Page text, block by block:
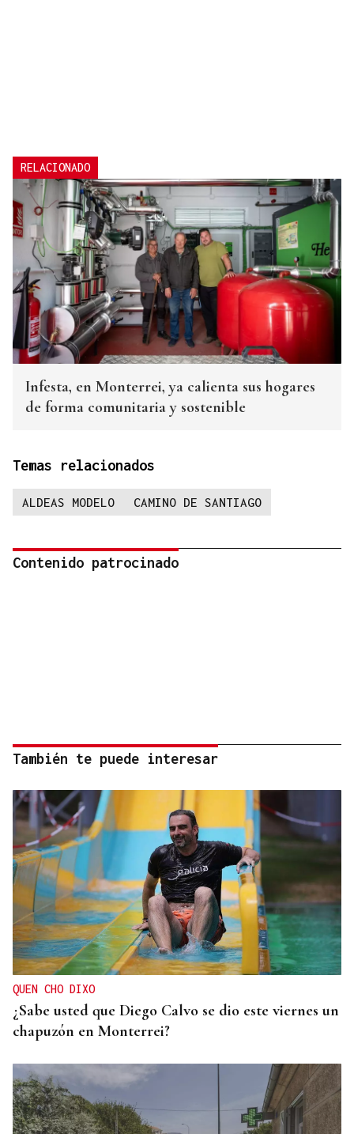
RELACIONADO
Infesta, en Monterrei, ya calienta sus hogares
de forma comunitaria y sostenible
Temas relacionados
ALDEAS MODELO CAMINO DE SANTIAGO
Contenido patrocinado
También te puede interesar
QUEN CHO DIXO
¿Sabe usted que Diego Calvo se dio este viernes un
chapuzón en Monterrei?